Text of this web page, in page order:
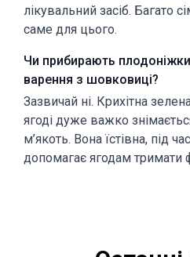
лікувальний засіб. Багато
саме для цього.
Чи прибирають
варення з шовковиці?
Зазвичай ні. Крихітна
ягоді дуже важко
м’якоть. Вона їстівна, під
допомагає ягодам тримати